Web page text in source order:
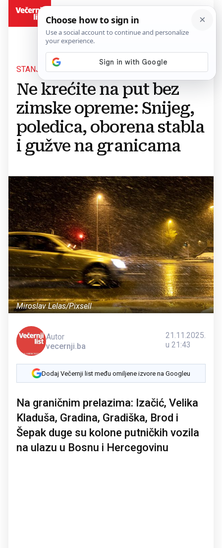
STANJE NA CESTAMA U BIH
Ne krećite na put bez
zimske opreme: Snijeg,
poledica, oborena stabla
i gužve na granicama
Miroslav Lelas/Pixsell
Autor
vecernji.ba
21.11.2025.
u 21:43
Dodaj Večernji list među omiljene izvore na Googleu
Na graničnim prelazima: Izačić, Velika
Kladuša, Gradina, Gradiška, Brod i
Šepak duge su kolone putničkih vozila
na ulazu u Bosnu i Hercegovinu